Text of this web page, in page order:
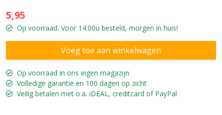
5,95
Op voorraad. Voor 14:00u besteld, morgen in huis!
Op voorraad in ons eigen magazijn
Volledige garantie en 100 dagen op zicht
Veilig betalen met o.a. iDEAL, creditcard of PayPal